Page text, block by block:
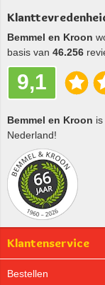
Bemmel en Kroon
basis van 46.256
9,1
Bemmel en Kroon
Nederland!
Klantenservice
Bestellen